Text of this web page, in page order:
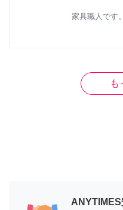
家具職人です。
も